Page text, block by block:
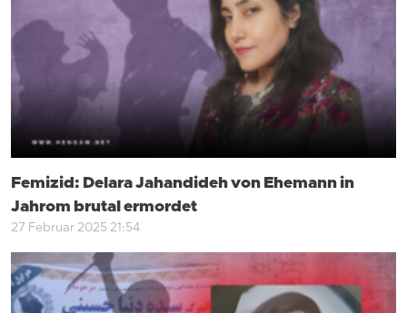
Femizid: Delara Jahandideh von Ehemann in
Jahrom brutal ermordet
27 Februar 2025 21:54